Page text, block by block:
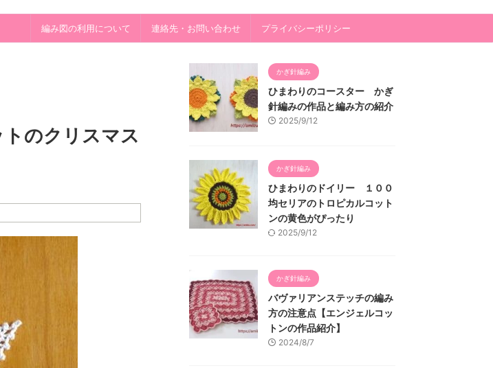
編み図の利用について 連絡先・お問い合わせ プライバシーポリシー
のクリスマス
かぎ針編み
ひまわりのコースター かぎ
針編みの作品と編み方の紹介
2025/9/12
かぎ針編み
ひまわりのドイリー １００
均セリアのトロピカルコット
ンの黄色がぴったり
2025/9/12
かぎ針編み
バヴァリアンステッチの編み
方の注意点【エンジェルコッ
トンの作品紹介】
2024/8/7